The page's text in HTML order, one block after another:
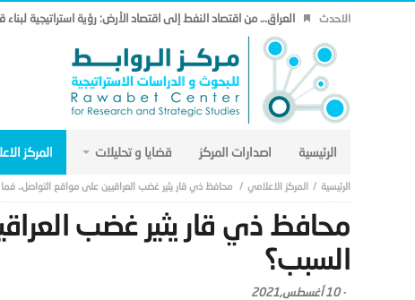
الاحدث العراق… من اقتصاد النفط إلى اقتصاد الأرض: رؤية استراتيجية
الرئيسية اصدارات المركز قضايا و تحليلات المركز
المركز الاعلامي محافظ ذي قار يثير غضب العراقيين على مواقع التواصل..
محافظ ذي قار يثير غضب
السبب؟
-10 أغسطس,2021